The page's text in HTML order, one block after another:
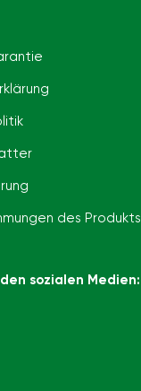
des Produkts
sozialen Medien: